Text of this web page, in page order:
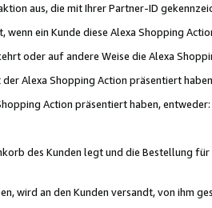
aus, die mit Ihrer Partner-ID
ein Kunde diese Alexa Shopping
oder auf andere Weise die Alexa
Alexa Shopping Action präsentiert haben
Action präsentiert haben, entweder:
des Kunden legt und die Bestellung
wird an den Kunden versandt, von ihm